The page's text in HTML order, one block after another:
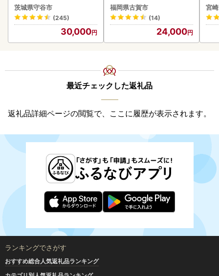
8本 ビール
茨城県守谷市
(245)
30,000
福岡県古賀市
(14)
24,000
宮
最近チェックした返礼品
返礼品詳細ページの閲覧で、ここに履歴が表示されます。
ランキングでさがす
おすすめ総合人気返礼品ランキング